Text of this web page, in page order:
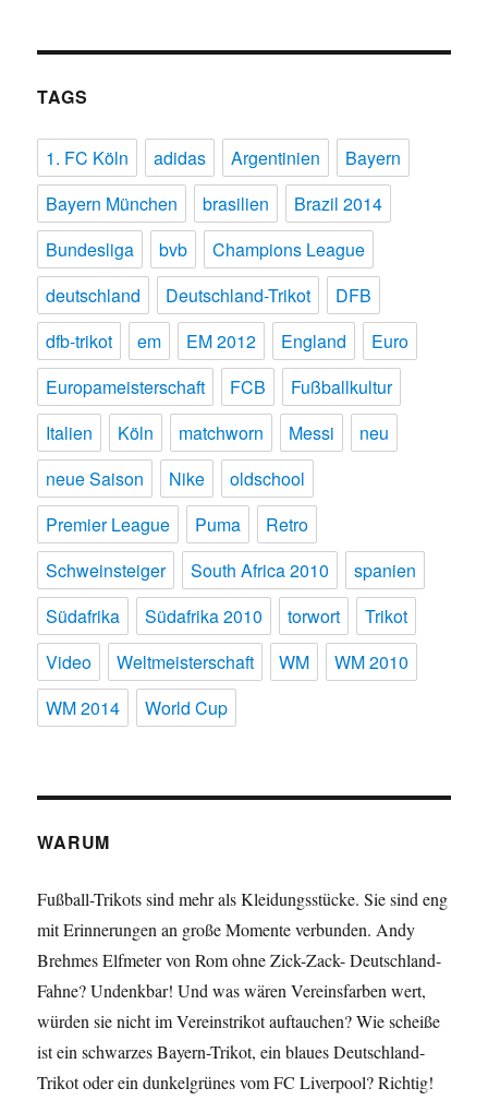
TAGS
1. FC Köln adidas Argentinien
Bayern
Bayern München
brasilien
Brazil 2014
Bundesliga
bvb
Champions League
deutschland
Deutschland-Trikot
DFB
dfb-trikot
em EM 2012 England
Euro
Europameisterschaft
FCB
Fußballkultur
Italien
Köln matchworn Messi
neu
neue Saison
Nike
oldschool
Premier League
Puma
Retro
Schweinsteiger
South Africa 2010
spanien
Südafrika
Südafrika 2010 torwort
Trikot
Video
Weltmeisterschaft WM
WM 2010
WM 2014
World Cup
WARUM
Fußball-Trikots sind mehr als Kleidungsstücke. Sie sind eng
mit Erinnerungen an große Momente verbunden. Andy
Brehmes Elfmeter von Rom ohne Zick-Zack- Deutschland-
Fahne? Undenkbar! Und was wären Vereinsfarben wert,
würden sie nicht im Vereinstrikot auftauchen? Wie scheiße
ist ein schwarzes Bayern-Trikot, ein blaues Deutschland-
Trikot oder ein dunkelgrünes vom FC Liverpool? Richtig!